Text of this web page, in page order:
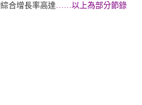
合增長率高達……以上為部分節錄